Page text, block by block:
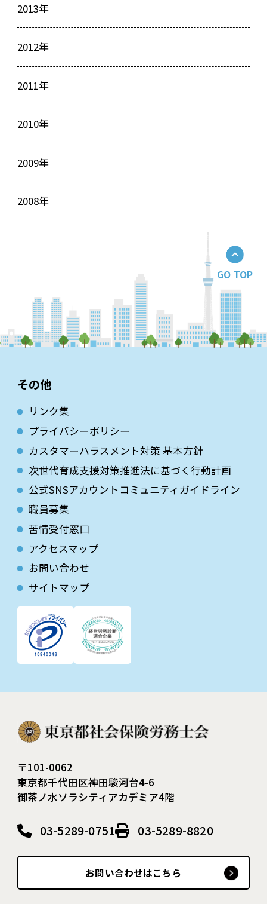
2013年
2012年
2011年
2010年
2009年
2008年
GO TOP
その他
リンク集
プライバシーポリシー
カスタマーハラスメント対策 基本方針
次世代育成⽀援対策推進法に基づく⾏動計画
公式SNSアカウントコミュニティガイドライン
職員募集
苦情受付窓口
アクセスマップ
お問い合わせ
サイトマップ
〒101-0062
東京都千代田区神田駿河台4-6
御茶ノ水ソラシティアカデミア4階
03-5289-0751 03-5289-8820
お問い合わせはこちら